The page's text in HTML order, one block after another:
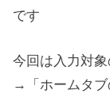
です
今回は入力対象
→「ホームタブ